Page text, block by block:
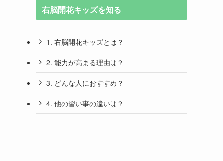
右脳開花キッズを知る
1. 右脳開花キッズとは？
2. 能力が高まる理由は？
3. どんな人におすすめ？
4. 他の習い事の違いは？